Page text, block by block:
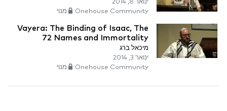
ינואר 8, 2014
Onehouse Community מנוי
Vayera: The Binding of Isaac, The
72 Names and Immortality
מיכאל ברג
ינואר 3, 2014
Onehouse Community מנוי